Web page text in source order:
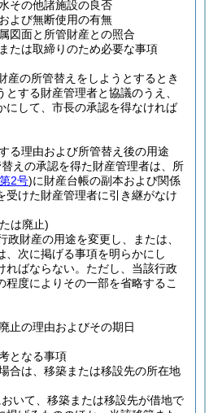
その他諸施設の良否
よび無断使用の有無
図面と所管財産との照合
たは取締りのため必要な事項
産の所管替えをしようとするとき
する財産管理者と協議のうえ、
にして、市長の承認を得なければ
る理由および所管替え後の用途
えの承認を得た財産管理者は、所
2号)に財産台帳の副本および関係
受けた財産管理者に引き継がなけ
は廃止)
政財産の用途を変更し、または、
、次に掲げる事項を明らかにし
ばならない。 ただし、当該行政
程度によりその一部を省略するこ
止の理由およびその期日
となる事項
合は、移築または移設先の所在地
いて、移築または移設先が借地で